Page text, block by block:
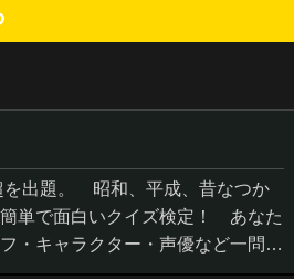
を出題。 昭和、平成、昔なつか
単で面白いクイズ検定！ あなた
・キャラクター・声優など一問一
単問題から難...